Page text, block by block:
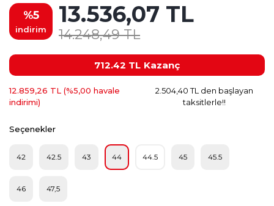
%5
indirim
13.536,07 TL
14.248,49 TL
712.42 TL Kazanç
12.859,26 TL (%5,00 havale
indirimi)
2.504,40 TL den başlayan
taksitlerle!!
Seçenekler
42 42.5 43 44 44.5 45 45.5
46 47,5